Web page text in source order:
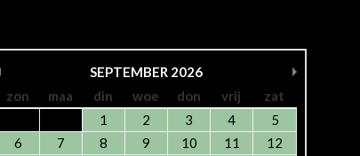
SEPTEMBER 2026
zon
maa din woe don vrij
zat
1
2 3 4
5
6
7 8 9 10 11
12